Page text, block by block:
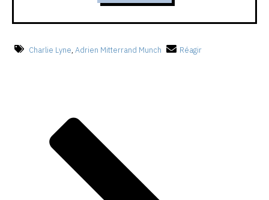
Charlie Lyne, Adrien Mitterrand Munch Réagir